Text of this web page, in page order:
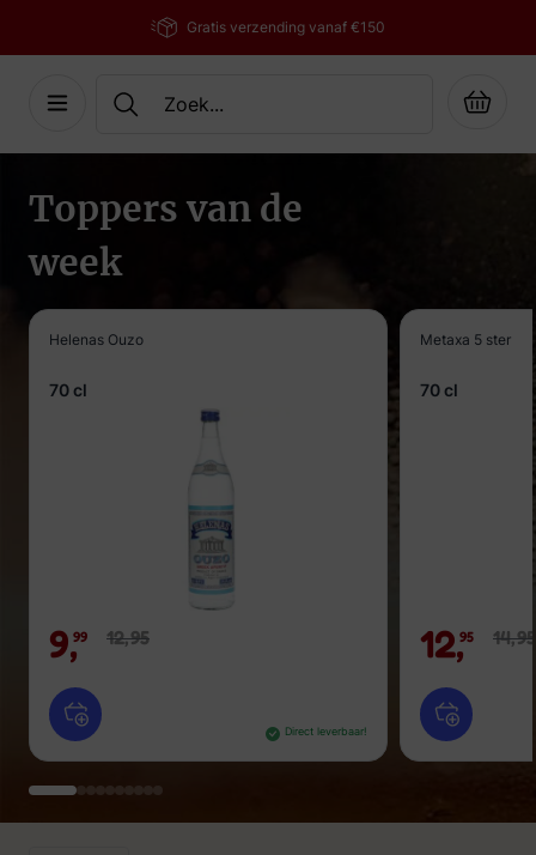
Gratis verzending vanaf €150
Cart
Toppers van de
week
Helenas Ouzo
70 cl
9,99 12,95
Direct leverbaar!
Metaxa 5 ster
70 cl
12,95 14,95